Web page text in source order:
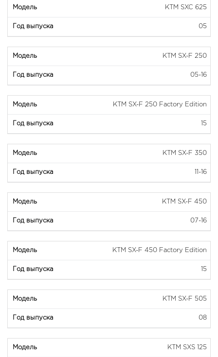
KTM SXC 625
05
KTM SX-F 250
05-16
KTM SX-F 250 Factory Edition
15
KTM SX-F 350
11-16
KTM SX-F 450
07-16
KTM SX-F 450 Factory Edition
15
KTM SX-F 505
08
KTM SXS 125